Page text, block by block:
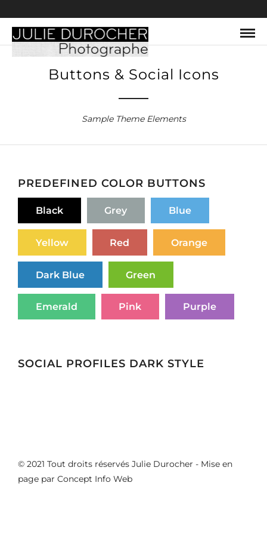
Buttons & Social Icons
Sample Theme Elements
PREDEFINED COLOR BUTTONS
Black Grey Blue
Yellow Red Orange
Dark Blue Green
Emerald Pink Purple
SOCIAL PROFILES DARK STYLE
© 2021 Tout droits réservés Julie Durocher - Mise en
page par Concept Info Web